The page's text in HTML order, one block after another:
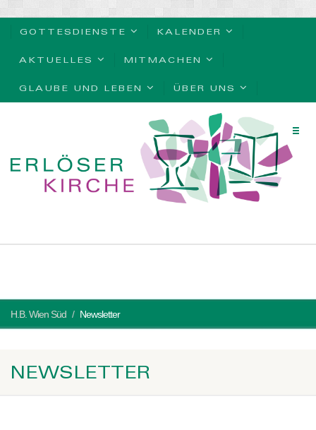
GOTTESDIENSTE KALENDER
AKTUELLES MITMACHEN
GLAUBE UND LEBEN ÜBER UNS
H.B. Wien Süd Newsletter
NEWSLETTER